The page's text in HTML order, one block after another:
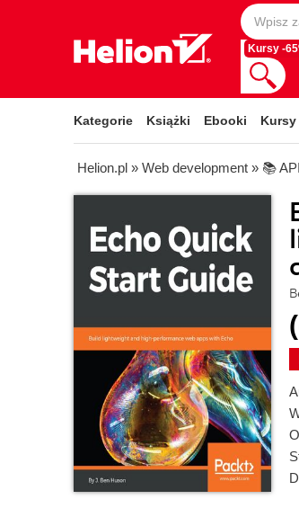
Kursy -
Kategorie Książki Ebooki
Helion.pl » Web development » 📚 API